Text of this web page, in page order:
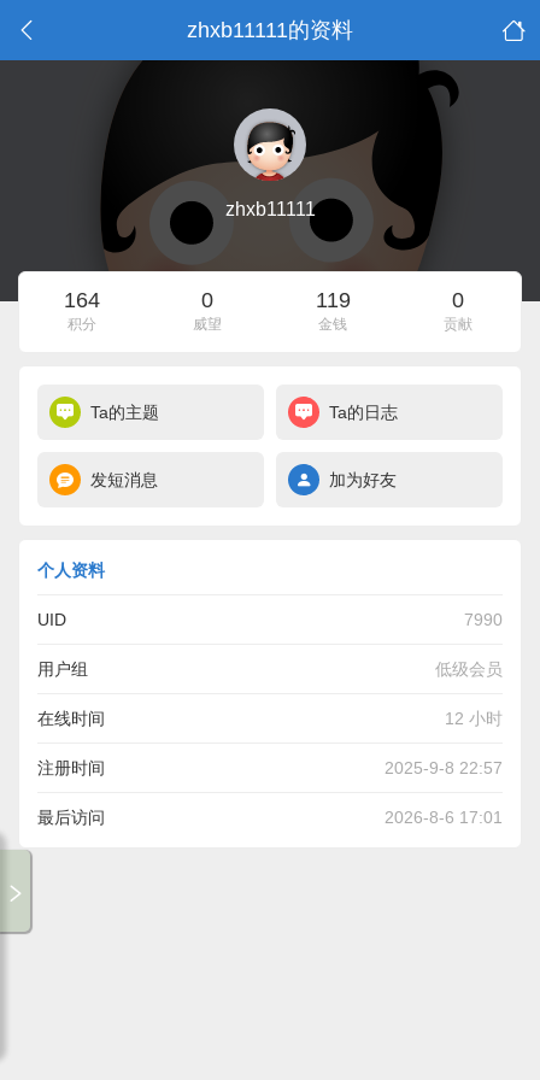
zhxb11111的资料
zhxb11111
164
积分
0
威望
119
金钱
0
贡献
Ta的主题 Ta的日志
发短消息 加为好友
个人资料
UID 7990
用户组 低级会员
在线时间 12 小时
注册时间 2025-9-8 22:57
最后访问 2026-8-6 17:01